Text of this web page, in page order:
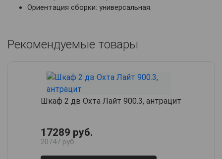
Ориентация сборки: универсальная.
Рекомендуемые товары
Шкаф 2 дв Охта Лайт 900.3, антрацит
17289 руб.
20747 руб.